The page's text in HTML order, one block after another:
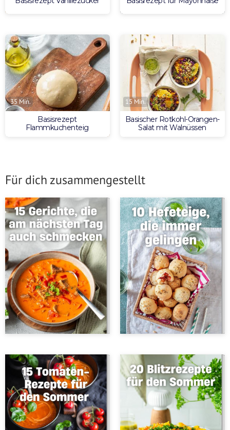
35 Min.
Basisrezept
Flammkuchenteig
15 Min.
Basischer Rotkohl-Orangen-
Salat mit Walnüssen
Für dich zusammengestellt